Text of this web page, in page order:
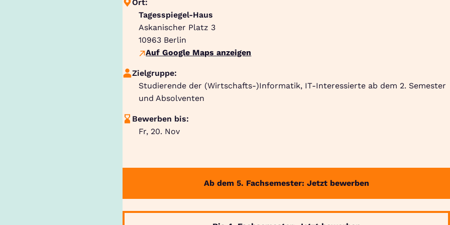
Ort:
Tagesspiegel-Haus
Askanischer Platz 3
10963 Berlin
Auf Google Maps anzeigen
Zielgruppe:
Studierende der (Wirtschafts-)Informatik, IT-Interessierte ab dem 2. Semester
und Absolventen
Bewerben bis:
Fr, 20. Nov
Ab dem 5. Fachsemester: Jetzt bewerben